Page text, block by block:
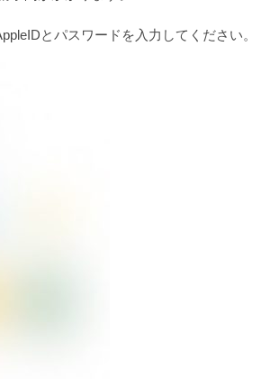
とパスワードを入力してください。